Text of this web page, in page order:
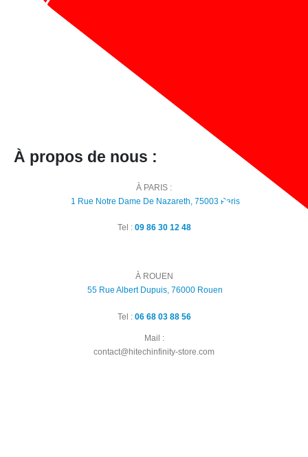
À propos de nous :
À PARIS :
1 Rue Notre Dame De Nazareth, 75003 Paris
Tel : 09 86 30 12 48
À ROUEN
55 Rue Albert Dupuis, 76000 Rouen
Tel : 06 68 03 88 56
Mail :
contact@hitechinfinity-store.com